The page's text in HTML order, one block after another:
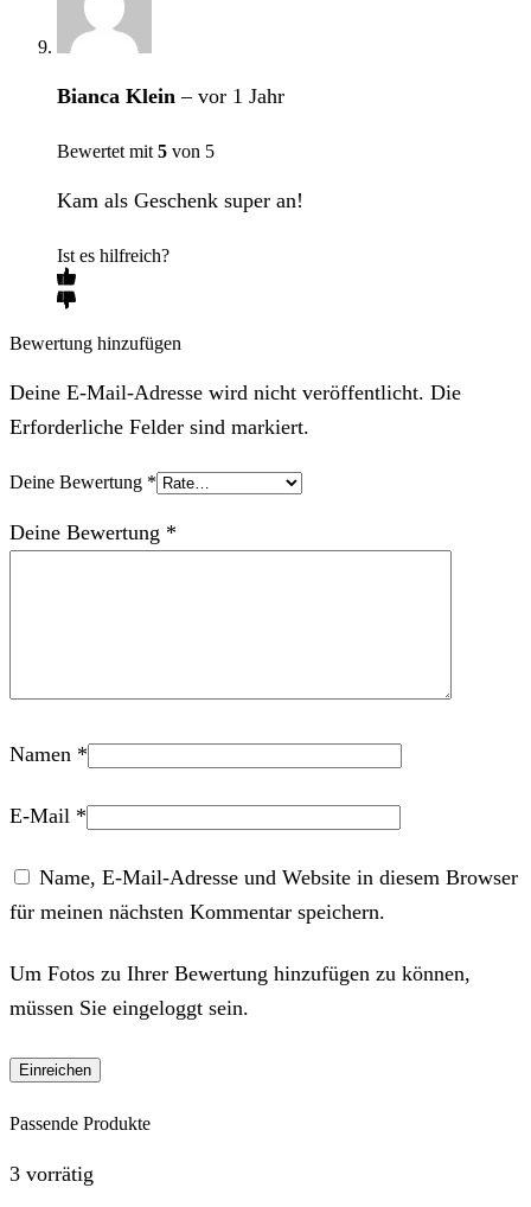
Bianca Klein– vor 1 Jahr
Bewertet mit 5 von 5
Kam als Geschenk super an!
Ist es hilfreich?
Bewertung hinzufügen
Deine E-Mail-Adresse wird nicht veröffentlicht. Die
Erforderliche Felder sind markiert.
Deine Bewertung *
Deine Bewertung *
Namen *
E-Mail *
Name, E-Mail-Adresse und Website in diesem Browser
für meinen nächsten Kommentar speichern.
Um Fotos zu Ihrer Bewertung hinzufügen zu können,
müssen Sie eingeloggt sein.
Passende Produkte
3 vorrätig